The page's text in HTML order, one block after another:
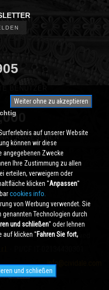
ANGESEHEN
- 2026 All Rights Reserved
info@cividale.com
Weiter ohne zu akzeptieren
auf unserer Website
können wir diese
angegebenen Zwecke
Ihre Zustimmung zu allen
erteilen, verweigern oder
klicken ''Anpassen''
cookies info.
von Werbung verwendet. Sie
genannten Technologien durch
und schließen'' oder lehnen
auf klicken ''Fahren Sie fort,
und schließen